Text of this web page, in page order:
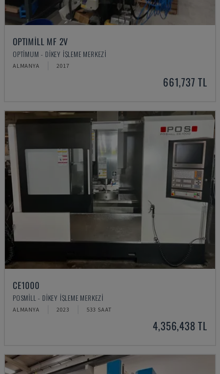
OPTIMILL MF 2V
OPTIMUM - DIKEY İŞLEME MERKEZI
ALMANYA 2017
661,737 TL
CE1000
POSMILL - DIKEY İŞLEME MERKEZI
ALMANYA 2023 533 SAAT
4,356,438 TL